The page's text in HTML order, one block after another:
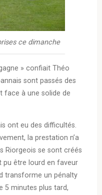
ce dimanche
» confiait Théo
sont passés des
face à une solide de
ont eu des difficultés.
la prestation n’a
Riorgeois se sont créés
pu être lourd en faveur
transforme un pénalty
5 minutes plus tard,